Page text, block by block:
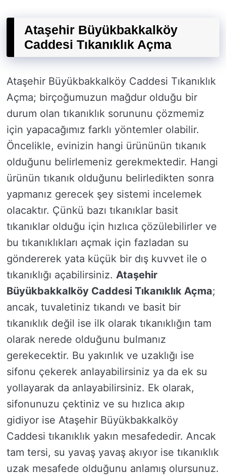
Ataşehir Büyükbakkalköy
Caddesi Tıkanıklık Açma
Ataşehir Büyükbakkalköy Caddesi Tıkanıklık
Açma; birçoğumuzun mağdur olduğu bir
durum olan tıkanıklık sorununu çözmemiz
için yapacağımız farklı yöntemler olabilir.
Öncelikle, evinizin hangi ürününün tıkanık
olduğunu belirlemeniz gerekmektedir. Hangi
ürünün tıkanık olduğunu belirledikten sonra
yapmanız gerecek şey sistemi incelemek
olacaktır. Çünkü bazı tıkanıklar basit
tıkanıklar olduğu için hızlıca çözülebilirler ve
bu tıkanıklıkları açmak için fazladan su
göndererek yata küçük bir dış kuvvet ile o
tıkanıklığı açabilirsiniz. Ataşehir
Büyükbakkalköy Caddesi Tıkanıklık Açma;
ancak, tuvaletiniz tıkandı ve basit bir
tıkanıklık değil ise ilk olarak tıkanıklığın tam
olarak nerede olduğunu bulmanız
gerekecektir. Bu yakınlık ve uzaklığı ise
sifonu çekerek anlayabilirsiniz ya da ek su
yollayarak da anlayabilirsiniz. Ek olarak,
sifonunuzu çektiniz ve su hızlıca akıp
gidiyor ise Ataşehir Büyükbakkalköy
Caddesi tıkanıklık yakın mesafededir. Ancak
tam tersi, su yavaş yavaş akıyor ise tıkanıklık
uzak mesafede olduğunu anlamış olursunuz.